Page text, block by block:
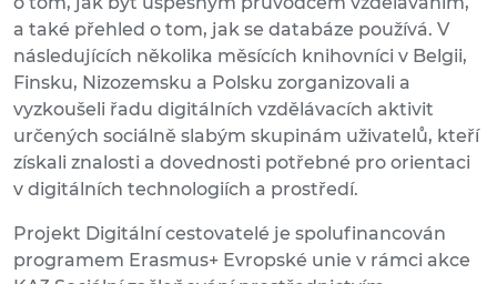
a také přehled o tom, jak se databáze používá. V
následujících několika měsících knihovníci v Belgii,
Finsku, Nizozemsku a Polsku zorganizovali a
vyzkoušeli řadu digitálních vzdělávacích aktivit
určených sociálně slabým skupinám uživatelů, kteří
získali znalosti a dovednosti potřebné pro orientaci
v digitálních technologiích a prostředí.
Projekt Digitální cestovatelé je spolufinancován
programem Erasmus+ Evropské unie v rámci akce